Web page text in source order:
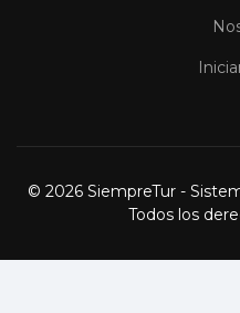
© 2026 SiempreTur -
Todos los